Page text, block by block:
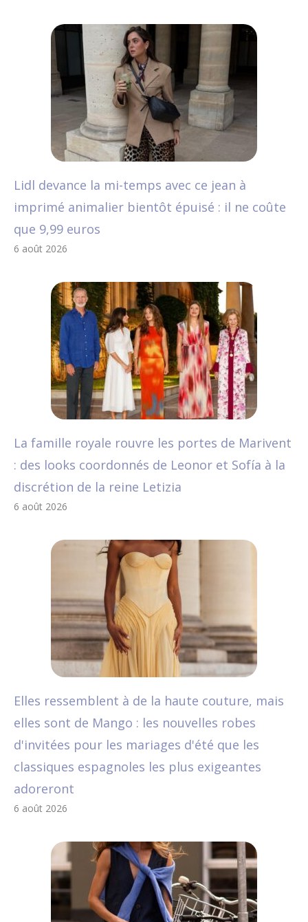
Lidl devance la mi-temps avec ce jean à
imprimé animalier bientôt épuisé : il ne coûte
que 9,99 euros
6 août 2026
La famille royale rouvre les portes de Marivent
: des looks coordonnés de Leonor et Sofía à la
discrétion de la reine Letizia
6 août 2026
Elles ressemblent à de la haute couture, mais
elles sont de Mango : les nouvelles robes
d'invitées pour les mariages d'été que les
classiques espagnoles les plus exigeantes
adoreront
6 août 2026